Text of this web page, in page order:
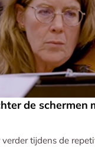
de schermen
tijdens de